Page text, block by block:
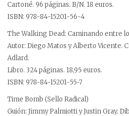
Cartoné. 96 páginas. B/N. 18 euros.
ISBN: 978-84-15201-56-4
The Walking Dead: Caminando entre
Autor: Diego Matos y Alberto Vicente.
Adlard.
Libro. 324 páginas. 18,95 euros.
ISBN: 978-84-15201-55-7
Time Bomb (Sello Radical)
Guión: Jimmy Palmiotti y Justin Gray.